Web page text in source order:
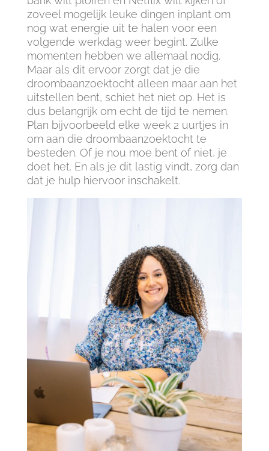
zoveel mogelijk leuke dingen inplant om
nog wat energie uit te halen voor een
volgende werkdag weer begint. Zulke
momenten hebben we allemaal nodig.
Maar als dit ervoor zorgt dat je die
droombaanzoektocht alleen maar aan het
uitstellen bent, schiet het niet op. Het is
dus belangrijk om echt de tijd te nemen.
Plan bijvoorbeeld elke week 2 uurtjes in
om aan die droombaanzoektocht te
besteden. Of je nou moe bent of niet, je
doet het. En als je dit lastig vindt, zorg dan
dat je hulp hiervoor inschakelt.